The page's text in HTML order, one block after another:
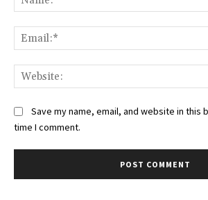
Save my name, email, and website in this
time I comment.